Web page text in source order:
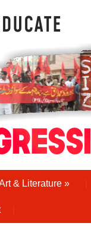
& Literature »